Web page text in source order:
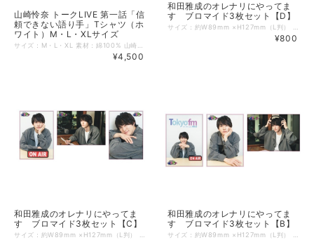
山崎怜奈 トークLIVE 第一話「信
頼できない語り手」Tシャツ（ホ
ワイト）M・L・XLサイズ
¥4,500
和田雅成のオレナリにやってま
す ブロマイド3枚セット【D】
サイズ：約W89mm ×H127mm（L判） 素材：印画紙 2026年3月13日に開催「和田雅成のオレナリにやってます」公開収録で先行販売されたブロマイド3枚セットがECに登場！ ぜひこの機会にお買い求めください！ ※ブロマイドはA～D 全4種ございます。
¥800
和田雅成のオレナリにやってま
す ブロマイド3枚セット【C】
サイズ：約W89mm ×H127mm（L判） 素材：印画紙 2026年3月13日に開催「和田雅成のオレナリにやってます」公開収録で先行販売されたブロマイド3枚セットがECに登場！ ぜひこの機会にお買い求めください！ ※ブロマイドはA～D 全4種ございます。
和田雅成のオレナリにやってま
す ブロマイド3枚セット【B】
サイズ：約W89mm ×H127mm（L判） 素材：印画紙 2026年3月13日に開催「和田雅成のオレナリにやってます」公開収録で先行販売されたブロマイド3枚セットがECに登場！ ぜひこの機会にお買い求めください！ ※ブロマイドはA～D 全4種ございます。